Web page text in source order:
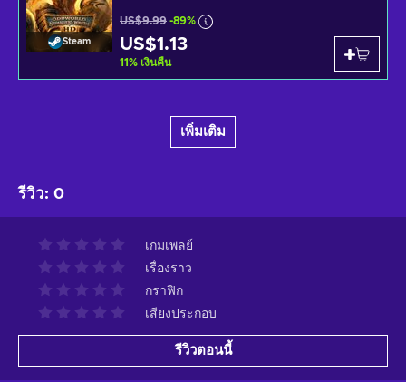
Steam
US$9.99 -89%
US$1.13
11% เงินคืน
เพิ่มเติม
รีวิว: 0
เกมเพลย์
เรื่องราว
กราฟิก
เสียงประกอบ
รีวิวตอนนี้